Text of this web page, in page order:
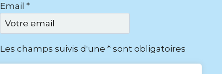
Email *
Les champs suivis d'une * sont obligatoires